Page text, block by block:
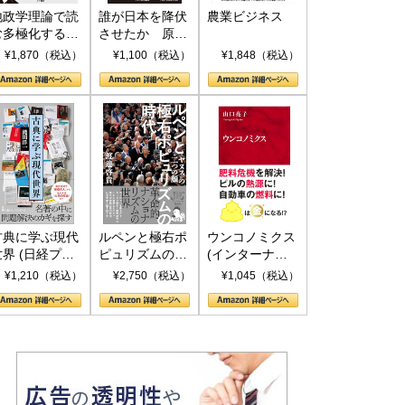
政学理論で読
多極化する世
トランプと
¥1,870（税込）
誰が日本を降伏
させたか 原爆
投下、ソ連参
(PHP新書)
¥1,100（税込）
農業ビジネス
¥1,848（税込）
典に学ぶ現代
界 (日経プレ
アシリーズ)
¥1,210（税込）
ルペンと極右ポ
ピュリズムの時
代：〈ヤヌス〉
¥2,750（税込）
ウンコノミクス
(インターナシ
ョナル新書)
¥1,045（税込）